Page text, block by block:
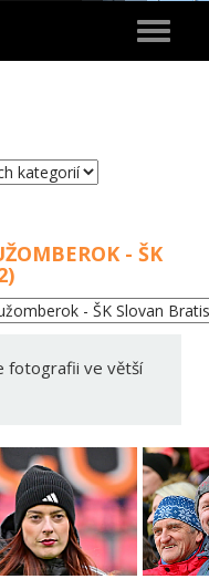
Toggle
- ŠK
fotografii ve větší